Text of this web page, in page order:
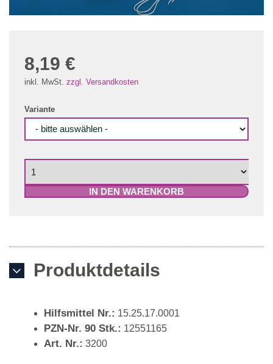
8,19 €
inkl. MwSt. zzgl. Versandkosten
Variante
IN DEN WARENKORB
Produktdetails
Hilfsmittel Nr.: 15.25.17.0001
PZN-Nr. 90 Stk.: 12551165
Art. Nr.: 3200